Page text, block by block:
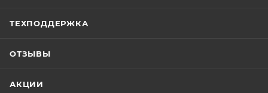
ТЕХПОДДЕРЖКА
ОТЗЫВЫ
АКЦИИ